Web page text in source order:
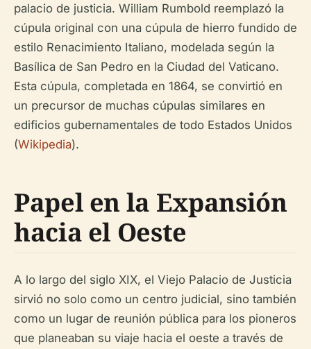
palacio de justicia. William Rumbold reemplazó la
cúpula original con una cúpula de hierro fundido de
estilo Renacimiento Italiano, modelada según la
Basílica de San Pedro en la Ciudad del Vaticano.
Esta cúpula, completada en 1864, se convirtió en
un precursor de muchas cúpulas similares en
edificios gubernamentales de todo Estados Unidos
(Wikipedia).
Papel en la Expansión
hacia el Oeste
A lo largo del siglo XIX, el Viejo Palacio de Justicia
sirvió no solo como un centro judicial, sino también
como un lugar de reunión pública para los pioneros
que planeaban su viaje hacia el oeste a través de